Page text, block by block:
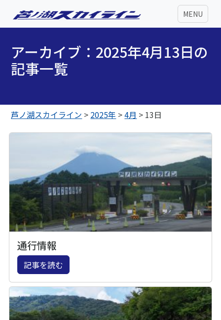
MENU
アーカイブ：2025年4月13日の
記事一覧
芦ノ湖スカイライン > 2025年 >4月 > 13日
通行情報
記事を読む